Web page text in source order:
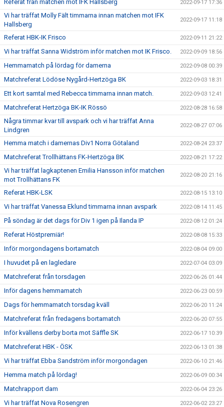
Referat från matchen mot IFK Hallsberg 2022-09-17 17:36
Vi har träffat Molly Fält timmarna innan matchen mot IFK
Hallsberg
2022-09-17 11:18
Referat HBK-IK Frisco 2022-09-11 21:22
Vi har träffat Sanna Widström inför matchen mot IK Frisco. 2022-09-09 18:56
Hemmamatch på lördag för damerna 2022-09-08 00:39
Matchreferat Lödöse Nygård-Hertzöga BK 2022-09-03 18:31
Ett kort samtal med Rebecca timmarna innan match. 2022-09-03 12:41
Matchreferat Hertzöga BK-IK Rössö 2022-08-28 16:58
Några timmar kvar till avspark och vi har träffat Anna
Lindgren
2022-08-27 07:06
Hemma match i damernas Div1 Norra Götaland 2022-08-24 23:37
Matchreferat Trollhättans FK-Hertzöga BK 2022-08-21 17:22
Vi har träffat lagkaptenen Emilia Hansson inför matchen
mot Trollhättans FK
2022-08-20 21:16
Referat HBK-LSK 2022-08-15 13:10
Vi har träffat Vanessa Eklund timmarna innan avspark 2022-08-14 11:45
På söndag är det dags för Div 1 igen på Ilanda IP 2022-08-12 01:24
Referat Höstpremiär! 2022-08-08 15:33
Inför morgondagens bortamatch 2022-08-04 09:00
I huvudet på en lagledare 2022-07-04 03:09
Matchreferat från torsdagen 2022-06-26 01:44
Inför dagens hemmamatch 2022-06-23 00:59
Dags för hemmamatch torsdag kväll 2022-06-20 11:24
Matchreferat från fredagens bortamatch 2022-06-20 07:55
Inför kvällens derby borta mot Säffle SK 2022-06-17 10:39
Matchreferat HBK - ÖSK 2022-06-13 01:38
Vi har träffat Ebba Sandström inför morgondagen 2022-06-10 21:46
Hemma match på lördag! 2022-06-09 00:34
Matchrapport dam 2022-06-04 23:26
Vi har träffat Nova Rosengren 2022-06-02 23:27